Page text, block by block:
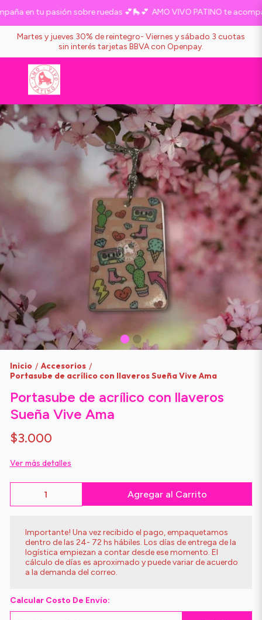
en tu pasión sobre ruedas 💕🛼💕 AMO VIVO PATINO te
Martes y jueves 30% de reintegro- Viernes y sábado 3 cuotas
sin interés tarjetas BBVA con Openpay.
Inicio / Accesorios /
Portasube de acrílico con llaveros Sueña Vive Ama
Portasube de acrílico con llaveros
Sueña Vive Ama
$3.000
Ver más detalles
Agregar al Carrito
Importante! Una vez recibido el pago, empaquetamos
dentro de las 24- 72 hs hábiles. Los días de entrega de la
logística empiezan a contar desde ese momento. El
cálculo de días es aproximado y puede variar de acuerdo
a la demanda del correo.
Calcular Costo De Envío: